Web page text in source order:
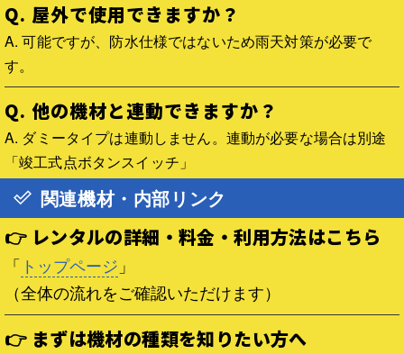
Q. 屋外で使用できますか？
A. 可能ですが、防水仕様ではないため雨天対策が必要で
す。
Q. 他の機材と連動できますか？
A. ダミータイプは連動しません。連動が必要な場合は別途
「竣工式点ボタンスイッチ」
関連機材・内部リンク
👉 レンタルの詳細・料金・利用方法はこちら
「 トップページ 」
（全体の流れをご確認いただけます）
👉 まずは機材の種類を知りたい方へ